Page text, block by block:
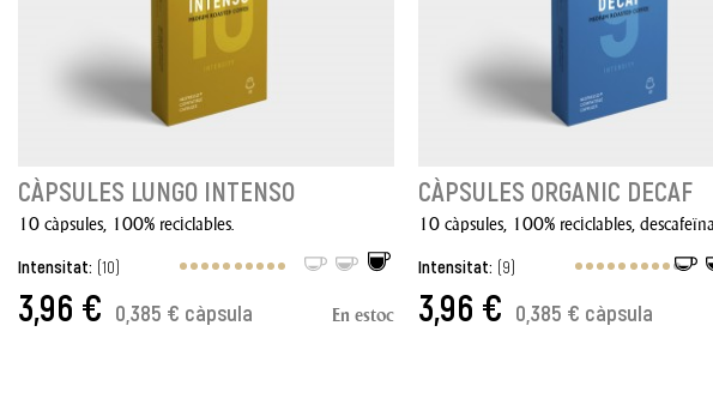
CÀPSULES LUNGO INTENSO
10 càpsules, 100% reciclables.
Intensitat: (10)
3,96 € 0,385 € càpsula En estoc
CÀPSULES ORGANIC DECAF
10 càpsules, 100% reciclables,
Intensitat: (9)
3,96 € 0,385 € càpsula